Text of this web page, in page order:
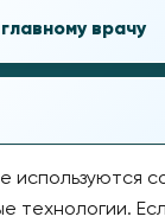
врачу
используются
технологии.